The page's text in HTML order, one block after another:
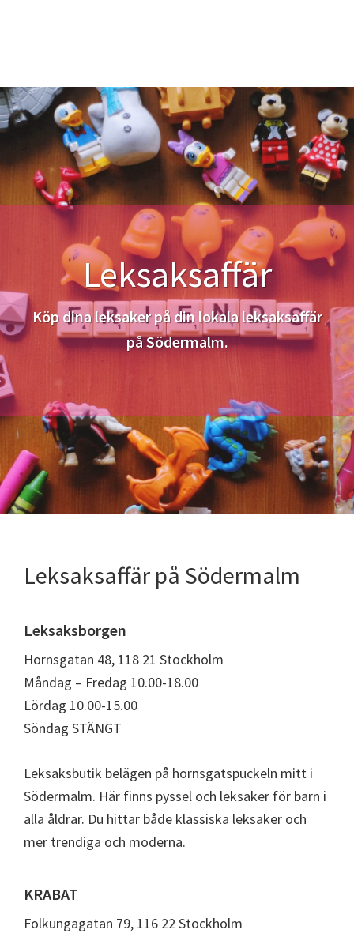
Leksaksaffär
Köp dina leksaker på din lokala leksaksaffär
på Södermalm.
Leksaksaffär på Södermalm
Leksaksborgen
Hornsgatan 48, 118 21 Stockholm
Måndag – Fredag 10.00-18.00
Lördag 10.00-15.00
Söndag STÄNGT
Leksaksbutik belägen på hornsgatspuckeln mitt i
Södermalm. Här finns pyssel och leksaker för barn i
alla åldrar. Du hittar både klassiska leksaker och
mer trendiga och moderna.
KRABAT
Folkungagatan 79, 116 22 Stockholm